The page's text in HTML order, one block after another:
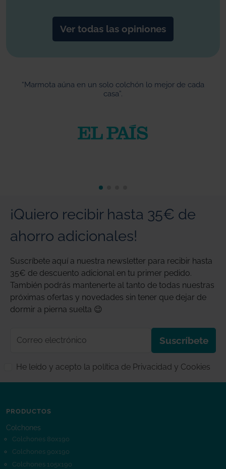
Ver todas las opiniones
“Marmota aúna en un solo colchón lo mejor de cada
casa”.
¡Quiero recibir hasta 35€ de
ahorro adicionales!
Suscríbete aquí a nuestra newsletter para recibir hasta
35€ de descuento adicional en tu primer pedido.
También podrás mantenerte al tanto de todas nuestras
próximas ofertas y novedades sin tener que dejar de
dormir a pierna suelta 😉
Suscríbete
He leído y acepto la política de Privacidad y Cookies
PRODUCTOS
Colchones
Colchones 80x190
Colchones 90x190
Colchones 105x190